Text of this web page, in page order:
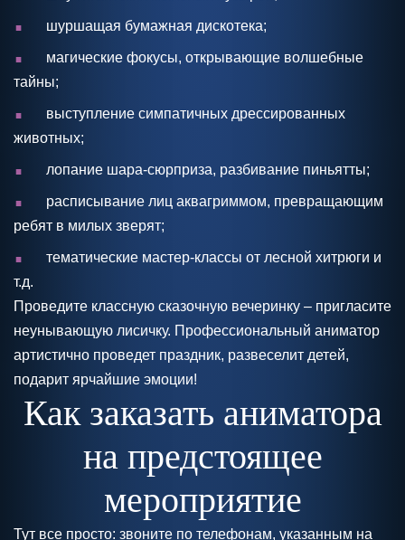
. шуршащая бумажная дискотека;
.
магические фокусы, открывающие волшебные
тайны;
.
выступление симпатичных дрессированных
животных;
. лопание шара-сюрприза, разбивание пиньятты;
.
расписывание лиц аквагриммом, превращающим
ребят в милых зверят;
.
тематические мастер-классы от лесной хитрюги и
т.д.
Проведите классную сказочную вечеринку – пригласите
неунывающую лисичку. Профессиональный аниматор
артистично проведет праздник, развеселит детей,
подарит ярчайшие эмоции!
Как заказать аниматора
на предстоящее
мероприятие
Тут все просто: звоните по телефонам, указанным на